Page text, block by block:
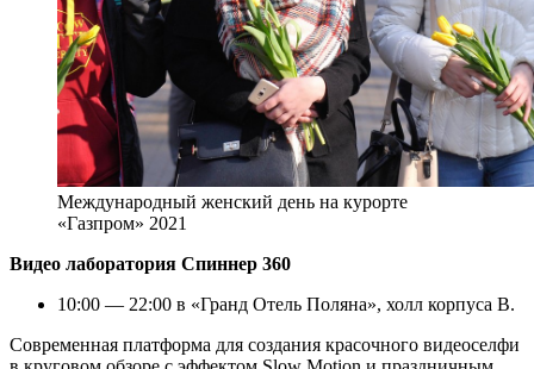
Международный женский день на курорте
«Газпром» 2021
Видео лаборатория Спиннер 360
10:00 — 22:00 в «Гранд Отель Поляна», холл корпуса В.
Современная платформа для создания красочного видеоселфи